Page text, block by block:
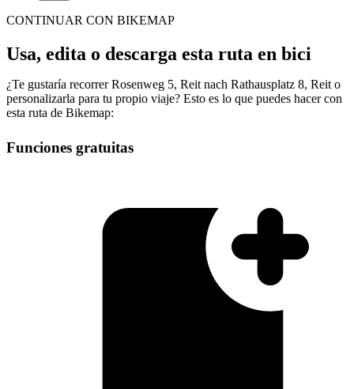
CONTINUAR CON BIKEMAP
Usa, edita o descarga esta ruta en bici
¿Te gustaría recorrer Rosenweg 5, Reit nach Rathausplatz 8, Reit o
personalizarla para tu propio viaje? Esto es lo que puedes hacer con
esta ruta de Bikemap:
Funciones gratuitas